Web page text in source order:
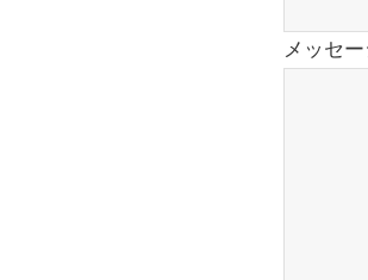
メッセ